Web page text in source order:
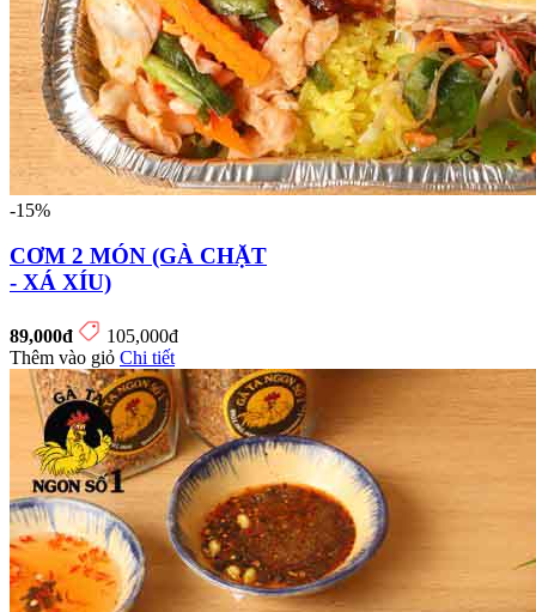
-15%
CƠM 2 MÓN (GÀ CHẶT
- XÁ XÍU)
89,000đ
105,000đ
Thêm vào giỏ Chi tiết